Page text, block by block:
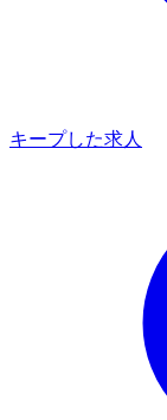
キープした求人